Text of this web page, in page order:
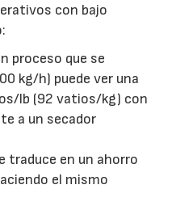
con bajo
proceso que se
kg/h) puede ver una
lb (92 vatios/kg) con
a un secador
traduce en un ahorro
el mismo